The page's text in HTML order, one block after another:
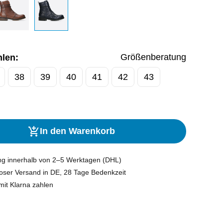
Größenberatung
38 39 40 41 42 43
In den Warenkorb
innerhalb von 2–5 Werktagen (DHL)
Versand in DE, 28 Tage Bedenkzeit
Klarna zahlen